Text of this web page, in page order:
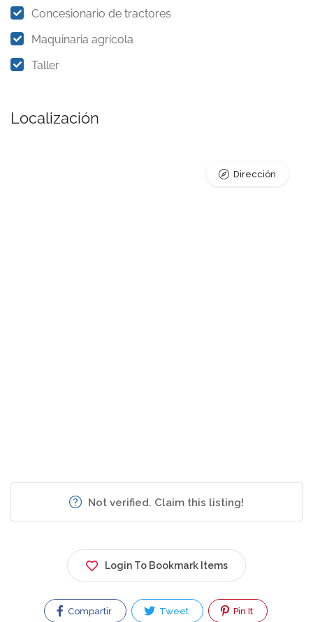
Concesionario de tractores
Maquinaria agrícola
Taller
Localización
Dirección
Not verified. Claim this listing!
Login To Bookmark Items
Compartir Tweet Pin It